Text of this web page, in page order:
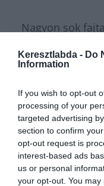
Keresztlabda - Do
Information
If you wish to opt-out
processing of your
targeted advertising
section to confirm
opt-out request is
interest-based ads
us or personal
your opt-out. You
Nagyon sok fajta
karbantarthatod
feladatokat